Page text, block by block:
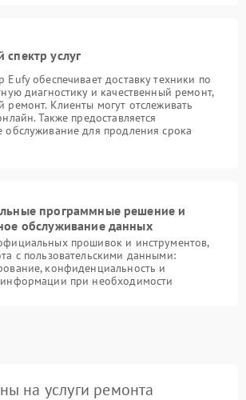
услуг
Eufy обеспечивает доставку техники по
диагностику и качественный ремонт,
ремонт. Клиенты могут отслеживать
Также предоставляется
обслуживание для продления срока
программные решение и
обслуживание данных
прошивок и инструментов,
с пользовательскими данными:
конфиденциальность и
информации при необходимости
на услуги ремонта